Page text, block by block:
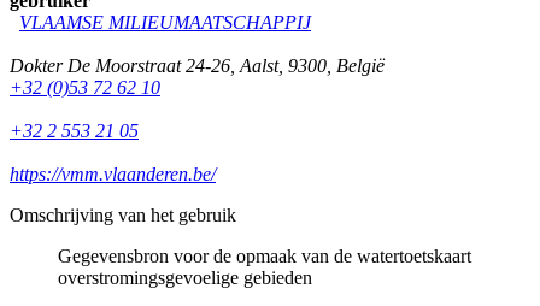
VLAAMSE MILIEUMAATSCHAPPIJ
Dokter De Moorstraat 24-26 Aalst, 9300 België
+32 (0)53 72 62 10
+32 2 553 21 05
https://vmm.vlaanderen.be/
Omschrijving van het gebruik
Gegevensbron voor de opmaak van de watertoetskaart
overstromingsgevoelige gebieden